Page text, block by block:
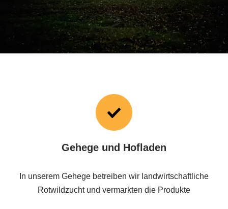
Gehege und Hofladen
In unserem Gehege betreiben wir landwirtschaftliche
Rotwildzucht und vermarkten die Produkte